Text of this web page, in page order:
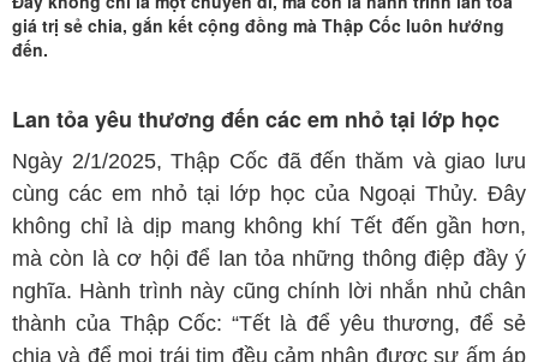
tại
lớp
học
Ngoại
Thủy
học
Ngoại
Thủy
giá trị sẻ chia, gắn kết cộng đồng mà Thập Cốc luôn hướng
đến.
Lan tỏa yêu thương đến các em nhỏ tại lớp học
Ngày 2/1/2025, Thập Cốc đã đến thăm và giao lưu
cùng các em nhỏ tại lớp học của Ngoại Thủy. Đây
không chỉ là dịp mang không khí Tết đến gần hơn,
mà còn là cơ hội để lan tỏa những thông điệp đầy ý
nghĩa. Hành trình này cũng chính lời nhắn nhủ chân
thành của Thập Cốc: “Tết là để yêu thương, để sẻ
chia và để mọi trái tim đều cảm nhận được sự ấm áp